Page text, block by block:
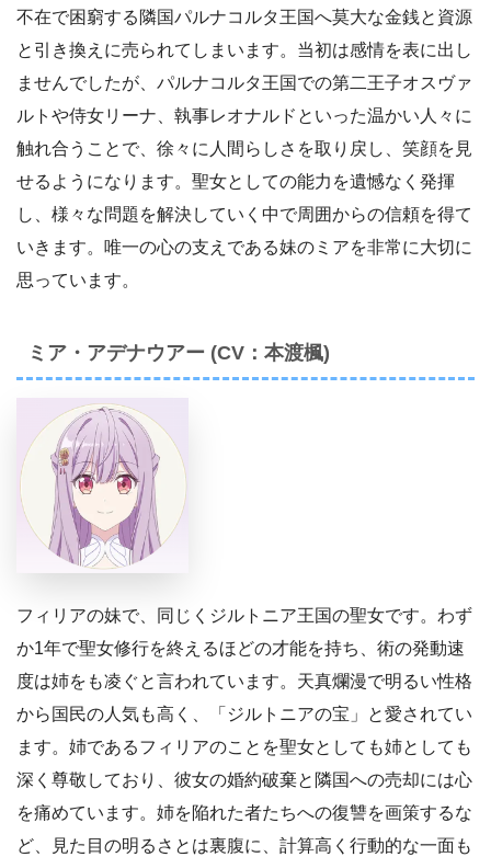
不在で困窮する隣国パルナコルタ王国へ莫大な金銭と資源
と引き換えに売られてしまいます。当初は感情を表に出し
ませんでしたが、パルナコルタ王国での第二王子オスヴァ
ルトや侍女リーナ、執事レオナルドといった温かい人々に
触れ合うことで、徐々に人間らしさを取り戻し、笑顔を見
せるようになります。聖女としての能力を遺憾なく発揮
し、様々な問題を解決していく中で周囲からの信頼を得て
いきます。唯一の心の支えである妹のミアを非常に大切に
思っています。
ミア・アデナウアー (CV：本渡楓)
フィリアの妹で、同じくジルトニア王国の聖女です。わず
か1年で聖女修行を終えるほどの才能を持ち、術の発動速
度は姉をも凌ぐと言われています。天真爛漫で明るい性格
から国民の人気も高く、「ジルトニアの宝」と愛されてい
ます。姉であるフィリアのことを聖女としても姉としても
深く尊敬しており、彼女の婚約破棄と隣国への売却には心
を痛めています。姉を陥れた者たちへの復讐を画策するな
ど、見た目の明るさとは裏腹に、計算高く行動的な一面も